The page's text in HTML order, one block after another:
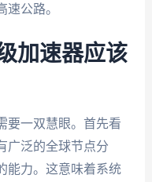
公路。
加速器应该
要一双慧眼。首先看
广泛的全球节点分
能力。这意味着系统